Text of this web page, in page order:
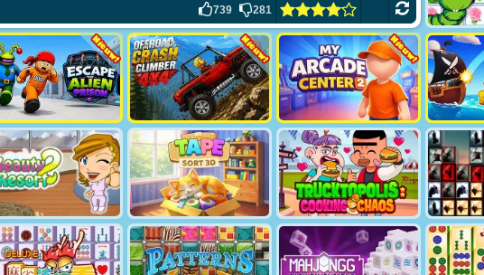
739 281